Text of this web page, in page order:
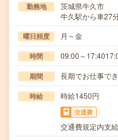
勤務地
茨城県牛久市
牛久駅から車27
曜日頻度 月～金
時間 09:00～
期間 長期でお仕事で
時給 時給1450円
交通費
交通費規定内支給